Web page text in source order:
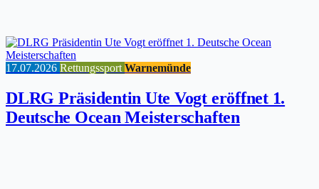
17.07.2026 Rettungssport Warnemünde
DLRG Präsidentin Ute Vogt eröffnet 1.
Deutsche Ocean Meisterschaften